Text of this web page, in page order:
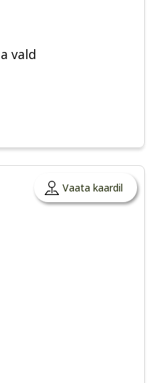
vald
Vaata kaardil